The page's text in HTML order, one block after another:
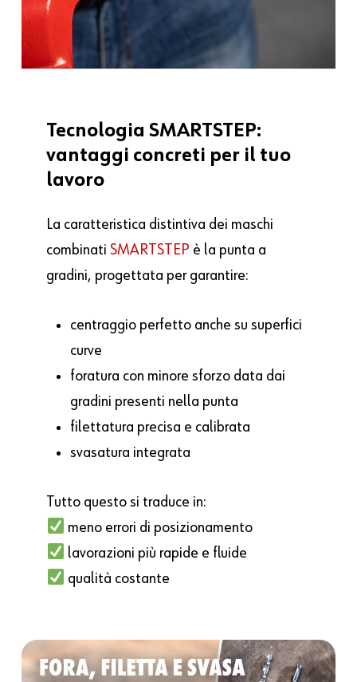
Tecnologia SMARTSTEP:
vantaggi concreti per il tuo
lavoro
La caratteristica distintiva dei maschi
combinatiSMARTSTEP è la punta a
gradini, progettata per garantire:
centraggio perfetto anche su superfici
curve
foratura con minore sforzo data dai
gradini presenti nella punta
filettatura precisa e calibrata
svasatura integrata
Tutto questo si traduce in:
meno errori di posizionamento
lavorazioni più rapide e fluide
qualità costante